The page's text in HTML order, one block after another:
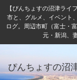
【ぴんちょすの沼津ラ
市と、グルメ、イベント
ログ。周辺市町（富士・
元・新潟、
ぴんちょすの沼